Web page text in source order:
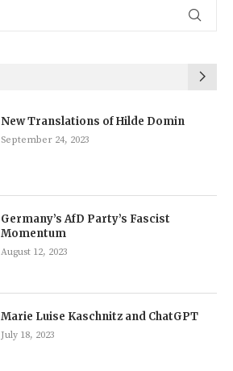
New Translations of Hilde Domin
September 24, 2023
Germany’s AfD Party’s Fascist
Momentum
August 12, 2023
Marie Luise Kaschnitz and ChatGPT
July 18, 2023